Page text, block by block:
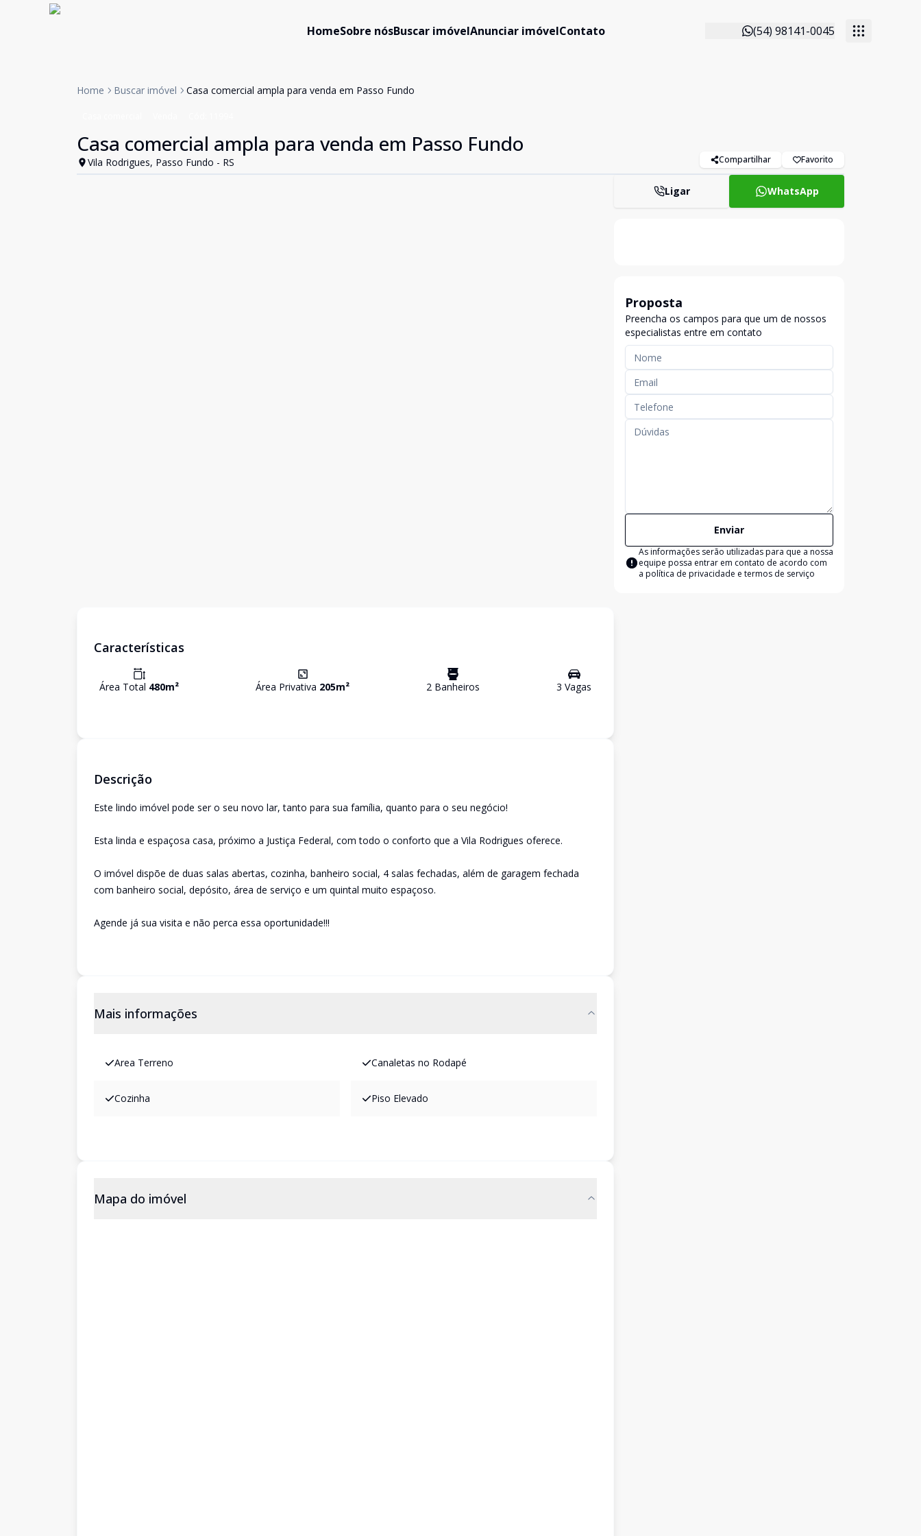
HomeSobre nósBuscar imóvelAnunciar imóvelContato (54) 98141-0045
Home Buscar imóvel Casa comercial ampla para venda em Passo Fundo
Casa comercial ampla para venda em Passo Fundo
Vila Rodrigues, Passo Fundo - RS Compartilhar Favorito
Características
Área Total 480m² Área Privativa 205m² 2 Banheiros 3 Vagas
Descrição
Este lindo imóvel pode ser o seu novo lar, tanto para sua família, quanto para o seu negócio!
Esta linda e espaçosa casa, próximo a Justiça Federal, com todo o conforto que a Vila Rodrigues oferece.
O imóvel dispõe de duas salas abertas, cozinha, banheiro social, 4 salas fechadas, além de garagem fechada
com banheiro social, depósito, área de serviço e um quintal muito espaçoso.
Agende já sua visita e não perca essa oportunidade!!!
Mais informações
Area Terreno Canaletas no Rodapé
Cozinha Piso Elevado
Mapa do imóvel
Ligar WhatsApp
Proposta
Preencha os campos para que um de nossos
especialistas entre em contato
Enviar
As informações serão utilizadas para que a nossa
equipe possa entrar em contato de acordo com
a política de privacidade e termos de serviço